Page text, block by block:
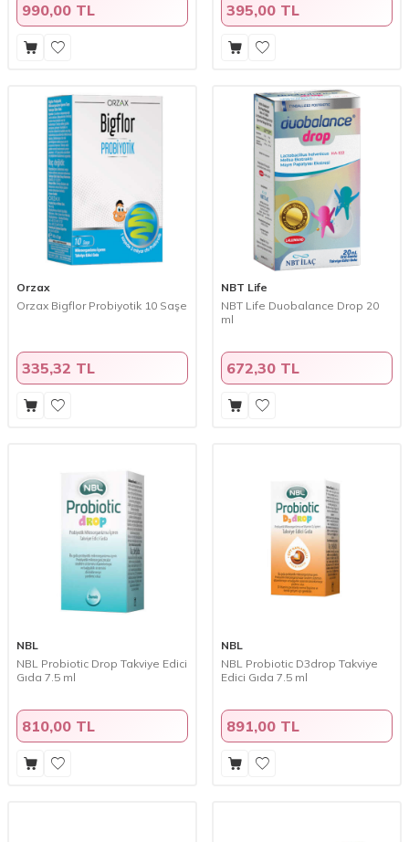
990,00 TL 395,00 TL
Orzax
Orzax Bigflor Probiyotik 10 Saşe
335,32 TL
NBT Life
NBT Life Duobalance Drop 20
ml
672,30 TL
NBL
NBL Probiotic Drop Takviye Edici
Gıda 7.5 ml
810,00 TL
NBL
NBL Probiotic D3drop Takviye
Edici Gıda 7.5 ml
891,00 TL